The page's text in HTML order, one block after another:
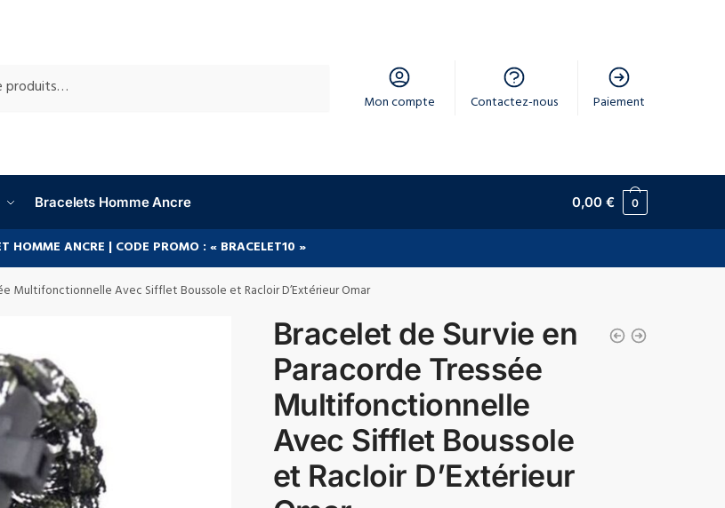
Mon compte Contactez-nous Paiement
Bracelets Homme Ancre 0,00€ 0
HOMME ANCRE | CODE PROMO : « BRACELET10 »
Multifonctionnelle Avec Sifflet Boussole et Racloir D’Extérieur Omar
Bracelet de Survie en
Paracorde Tressée
Multifonctionnelle
Avec Sifflet Boussole
et Racloir D’Extérieur